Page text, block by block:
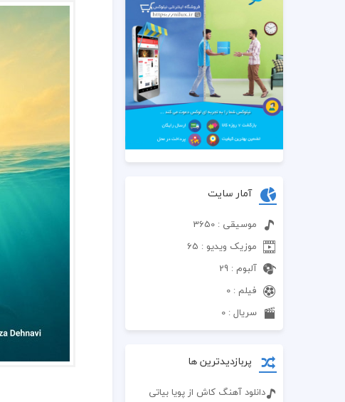
آمار سایت
موسیقی : 3650
موزیک ویدیو : 65
آلبوم : 29
فیلم : 0
سریال : 0
پربازدیدترین ها
دانلود آهنگ کاش از پویا بیاتی